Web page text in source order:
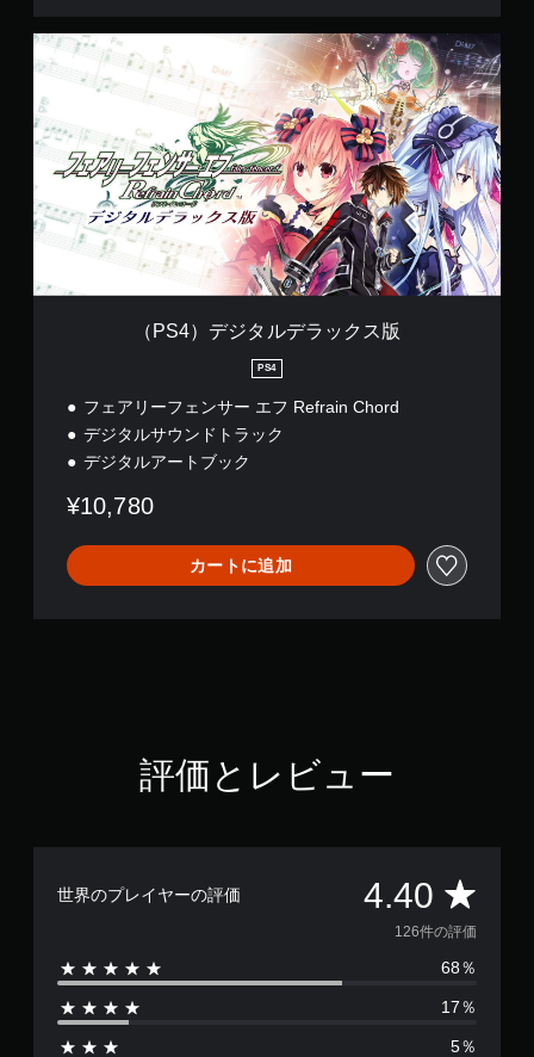
（
P
4
）
デ
タ
ル
デ
ッ
ク
（PS4）デジタルデラックス版
PS4
フェアリーフェンサー エフ Refrain Chord
デジタルサウンドトラック
デジタルアートブック
¥10,780
カートに追加
評価とレビュー
世界のプレイヤーの評価 4.40 評
価
数
は
126件の評価
68％
17％
5％